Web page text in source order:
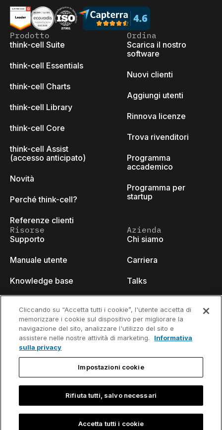
Prodotto
think-cell Suite
think-cell Essentials
think-cell Charts
think-cell Library
think-cell Core
think-cell Assist
(accesso anticipato)
Novità
Perché think-cell?
Referenze clienti
Ordina
Scarica il nostro
software
Nuovi clienti
Aggiungi utenti
Rinnova licenze
Trova rivenditori
Programma
accademico
Programma per
startup
Risorse
Supporto
Manuale utente
Knowledge base
Video tutorials
Content hub
Azienda
Chi siamo
Carriera
Talks
Developer blog
Contattaci
Informativa sulla
Informazioni di contatto e nota
Cliccando su “Accetta tutti i cookie”, l'utente accetta di
memorizzare i cookie sul dispositivo per migliorare la
navigazione del sito, analizzare l'utilizzo del sito e
assistere nelle nostre attività di marketing.
Informativa
sulla privacy
Impostazioni cookie
Rifiuta tutti, salvo necessari
Accetta tutti i cookie